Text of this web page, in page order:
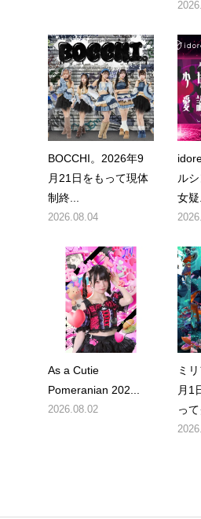
BOCCHI。2026年9
月21日をもって現体
制終...
2026.08.04
ル
女疑
As a Cutie
Pomeranian 202...
2026.08.02
ミ
月1
って